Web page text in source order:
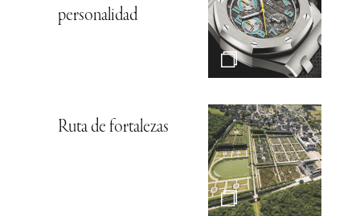
personalidad
Ruta de fortalezas